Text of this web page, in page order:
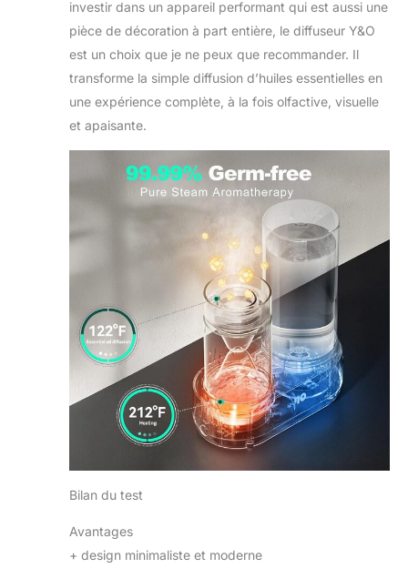
investir dans un appareil performant qui est aussi une
pièce de décoration à part entière, le diffuseur Y&O
est un choix que je ne peux que recommander. Il
transforme la simple diffusion d’huiles essentielles en
une expérience complète, à la fois olfactive, visuelle
et apaisante.
Bilan du test
Avantages
+ design minimaliste et moderne